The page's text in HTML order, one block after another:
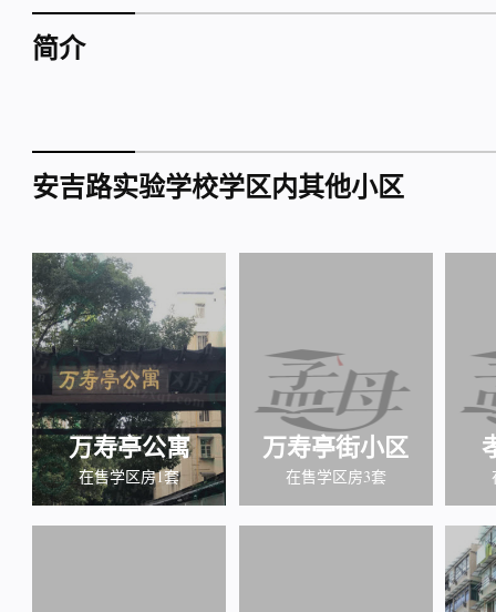
简介
安吉路实验学校学区内其他小区
万寿亭公寓
在售学区房1套
万寿亭街小区
在售学区房3套